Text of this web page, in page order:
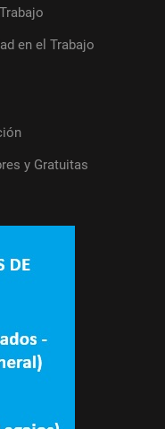
en el Trabajo
y Gratuitas